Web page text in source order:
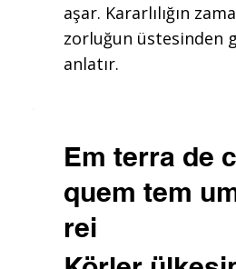
aşar. Kararlılığın
zorluğun üstesinden
anlatır.
Em terra de
quem tem
rei